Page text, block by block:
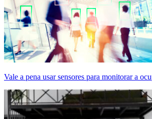
Vale a pena usar sensores para monitorar a